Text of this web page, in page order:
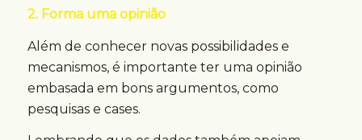
2. Forma uma opinião
Além de conhecer novas possibilidades e
mecanismos, é importante ter uma opinião
embasada em bons argumentos, como
pesquisas e cases.